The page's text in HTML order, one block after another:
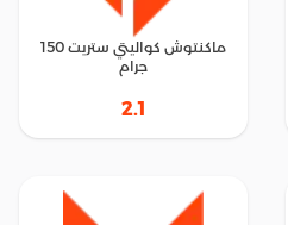
ماكنتوش كواليتي ستريت 150
جرام
2.1